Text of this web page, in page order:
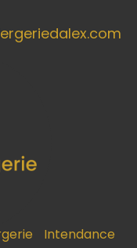
Intendance